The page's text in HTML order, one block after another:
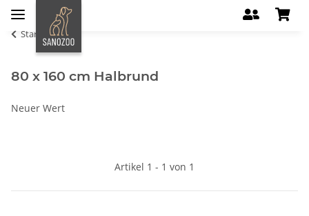
Startseite
80 x 160 cm Halbrund
Neuer Wert
Artikel 1 - 1 von 1